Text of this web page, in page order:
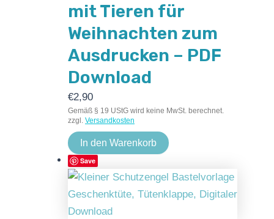
mit Tieren für
Weihnachten zum
Ausdrucken – PDF
Download
€2,90
Gemäß § 19 UStG wird keine MwSt. berechnet.
zzgl. Versandkosten
In den Warenkorb
Save